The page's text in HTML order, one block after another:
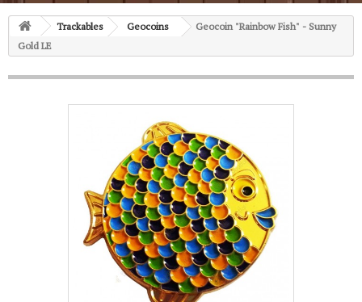
Trackables Geocoins
Geocoin "Rainbow Fish" - Sunny
Gold LE